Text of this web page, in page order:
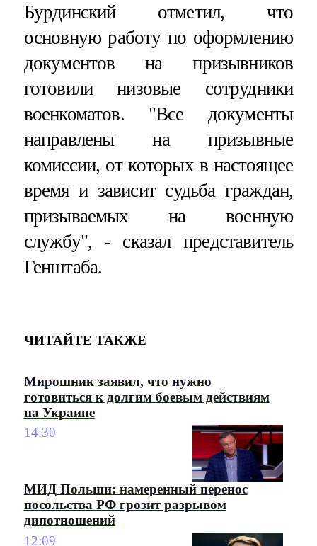
Бурдинский отметил, что
основную работу по оформлению
документов на призывников
готовили низовые сотрудники
военкоматов. "Все документы
направлены на призывные
комиссии, от которых в настоящее
время и зависит судьба граждан,
призываемых на военную
службу", - сказал представитель
Генштаба.
ЧИТАЙТЕ ТАКЖЕ
Мирошник заявил, что нужно
готовиться к долгим боевым действиям
на Украине
14:30
МИД Польши: намеренный перенос
посольства РФ грозит разрывом
дипотношений
12:09